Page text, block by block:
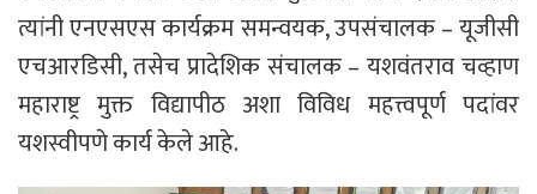
त्यांनी एनएसएस कार्यक्रम समन्वयक, उपसंचालक – यूजीसी
एचआरडिसी, तसेच प्रादेशिक संचालक – यशवंतराव चव्हाण
महाराष्ट्र मुक्त विद्यापीठ अशा विविध महत्त्वपूर्ण पदांवर
यशस्वीपणे कार्य केले आहे.